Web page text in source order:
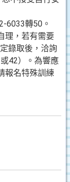
6033轉50。
理，若有需要
錄取後，洽詢
42）。為響應
報名特殊訓練